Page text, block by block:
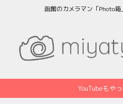
函館のカメラマン「Photo
YouTubeもや